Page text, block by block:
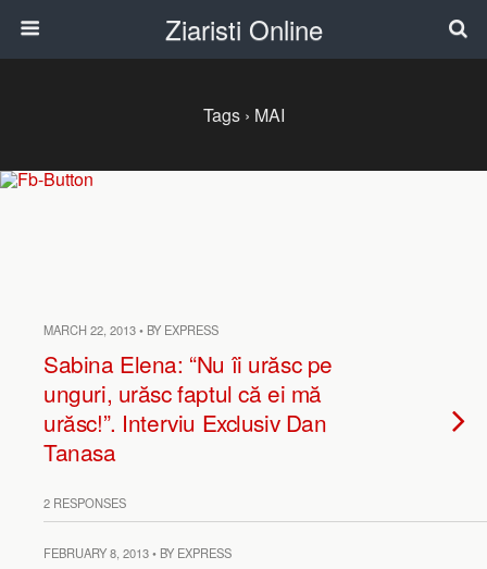
Ziaristi Online
Tags › MAI
MARCH 22, 2013 • BY EXPRESS
Sabina Elena: “Nu îi urăsc pe
unguri, urăsc faptul că ei mă
urăsc!”. Interviu Exclusiv Dan
Tanasa
2 RESPONSES
FEBRUARY 8, 2013 • BY EXPRESS